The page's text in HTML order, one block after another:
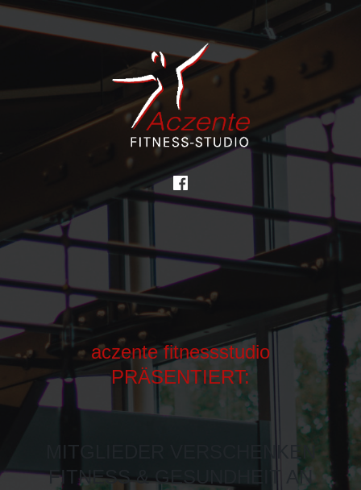
aczente fitnessstudio
PRÄSENTIERT:
MITGLIEDER VERSCHENKEN
FITNESS & GESUNDHEIT AN